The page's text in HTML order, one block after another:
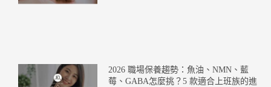
2026 職場保養趨勢：魚油、NMN、藍
莓、GABA怎麼挑？5 款適合上班族的進